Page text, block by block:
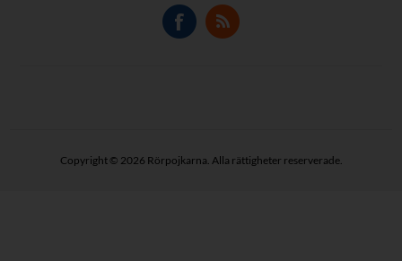
Copyright © 2026 Rörpojkarna. Alla rättigheter reserverade.